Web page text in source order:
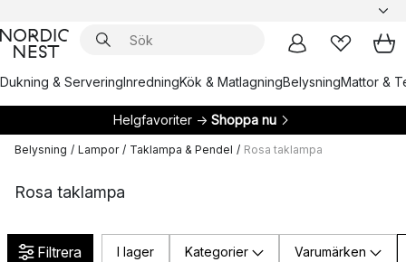
Dukning & ServeringInredningKök & MatlagningBelysningMattor &
Helgfavoriter → Shoppa nu
Belysning / Lampor / Taklampa & Pendel / Rosa taklampa
Rosa taklampa
Filtrera I lager Kategorier Varumärken